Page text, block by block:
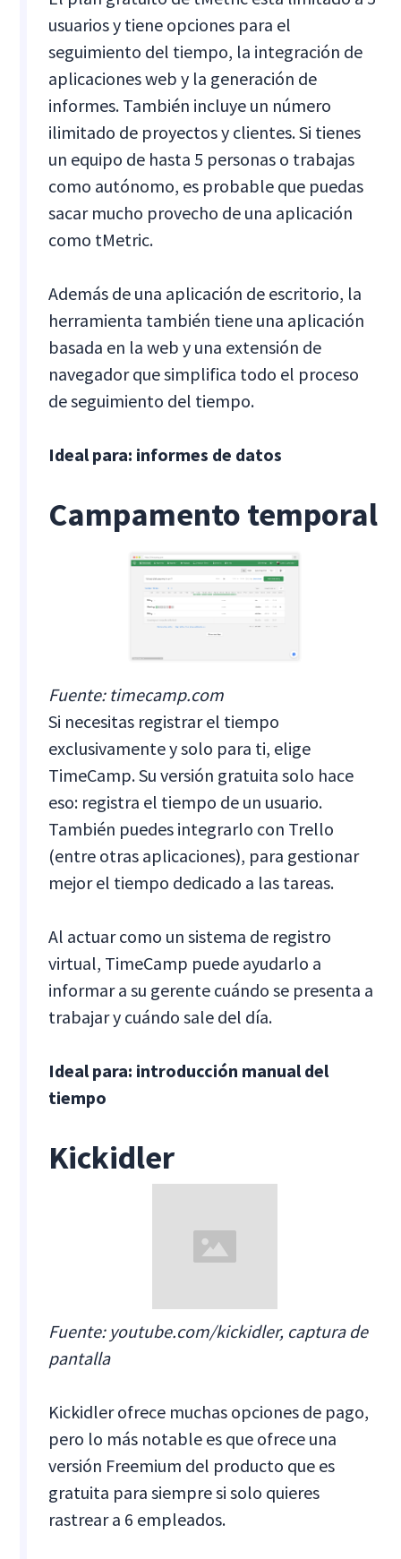
usuarios y tiene opciones para el
seguimiento del tiempo, la integración de
aplicaciones web y la generación de
informes. También incluye un número
ilimitado de proyectos y clientes. Si tienes
un equipo de hasta 5 personas o trabajas
como autónomo, es probable que puedas
sacar mucho provecho de una aplicación
como tMetric.
Además de una aplicación de escritorio, la
herramienta también tiene una aplicación
basada en la web y una extensión de
navegador que simplifica todo el proceso
de seguimiento del tiempo.
Ideal para: informes de datos
Campamento temporal
Fuente: timecamp.com
Si necesitas registrar el tiempo
exclusivamente y solo para ti, elige
TimeCamp. Su versión gratuita solo hace
eso: registra el tiempo de un usuario.
También puedes integrarlo con Trello
(entre otras aplicaciones), para gestionar
mejor el tiempo dedicado a las tareas. ‍
Al actuar como un sistema de registro
virtual, TimeCamp puede ayudarlo a
informar a su gerente cuándo se presenta a
trabajar y cuándo sale del día.
Ideal para: introducción manual del
tiempo
Kickidler
Fuente: youtube.com/kickidler, captura de
pantalla
Kickidler ofrece muchas opciones de pago,
pero lo más notable es que ofrece una
versión Freemium del producto que es
gratuita para siempre si solo quieres
rastrear a 6 empleados.